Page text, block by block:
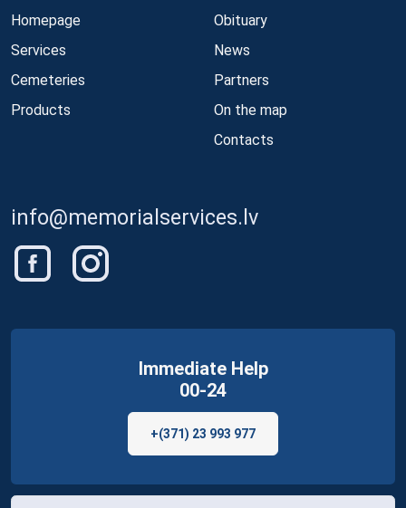
Homepage
Services
Cemeteries
Products
Obituary
News
Partners
On the map
Contacts
info@memorialservices.lv
Immediate Help
00-24
+(371) 23 993 977